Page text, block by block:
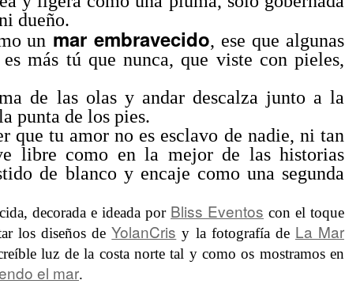
dueño.
un mar embravecido, ese que algunas
más tú que nunca, que viste con pieles,
de las olas y andar descalza junto a la
punta de los pies.
que tu amor no es esclavo de nadie, ni tan
libre como en la mejor de las historias
de blanco y encaje como una segunda
decorada e ideada por Bliss Eventos con el toque
los diseños deYolanCris y la fotografía de La Mar
luz de la costa norte tal y como os mostramos en
el mar.